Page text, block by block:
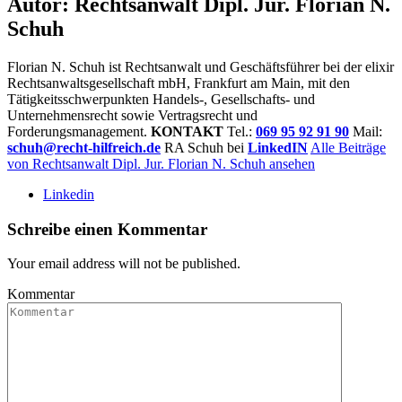
Schuh
Florian N. Schuh ist Rechtsanwalt und Geschäftsführer bei der elixir
Rechtsanwaltsgesellschaft mbH, Frankfurt am Main, mit den
Tätigkeitsschwerpunkten Handels-, Gesellschafts- und
Unternehmensrecht sowie Vertragsrecht und
Forderungsmanagement. KONTAKT Tel.: 069 95 92 91 90 Mail:
schuh@recht-hilfreich.de RA Schuh bei LinkedIN Alle Beiträge
von Rechtsanwalt Dipl. Jur. Florian N. Schuh ansehen
Linkedin
Schreibe einen Kommentar
Your email address will not be published.
Kommentar